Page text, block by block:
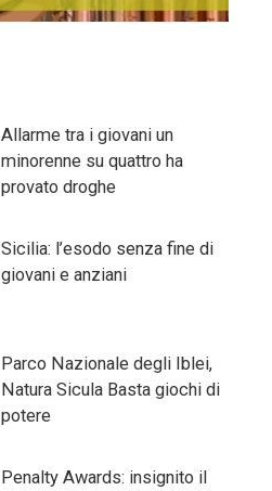
Allarme tra i giovani un
minorenne su quattro ha
provato droghe
Sicilia: l’esodo senza fine di
giovani e anziani
Parco Nazionale degli Iblei,
Natura Sicula Basta giochi di
potere
Penalty Awards: insignito il